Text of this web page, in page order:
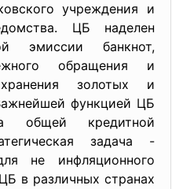
учреждения и
ЦБ наделен
эмиссии банкнот,
обращения и
золотых и
функцией ЦБ
общей кредитной
задача -
не инфляционного
в различных странах